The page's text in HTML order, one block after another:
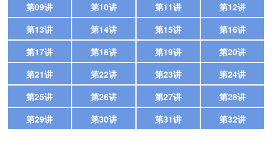
第09讲
第10讲 第11讲
第12讲
第13讲
第14讲 第15讲
第16讲
第17讲
第18讲 第19讲
第20讲
第21讲
第22讲 第23讲
第24讲
第25讲
第26讲 第27讲
第28讲
第29讲
第30讲 第31讲 第32讲